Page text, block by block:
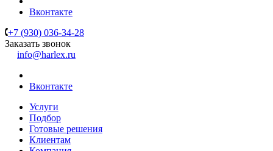
Вконтакте
+7 (930) 036-34-28
Заказать звонок
info@harlex.ru
Вконтакте
Услуги
Подбор
Готовые решения
Клиентам